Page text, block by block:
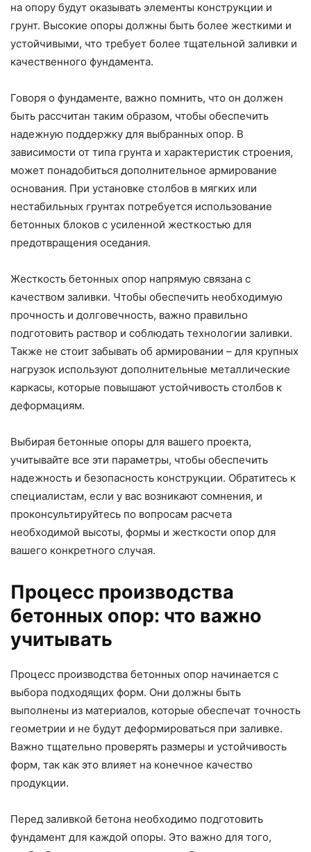
на опору будут оказывать элементы конструкции и
грунт. Высокие опоры должны быть более жесткими и
устойчивыми, что требует более тщательной заливки и
качественного фундамента.
Говоря о фундаменте, важно помнить, что он должен
быть рассчитан таким образом, чтобы обеспечить
надежную поддержку для выбранных опор. В
зависимости от типа грунта и характеристик строения,
может понадобиться дополнительное армирование
основания. При установке столбов в мягких или
нестабильных грунтах потребуется использование
бетонных блоков с усиленной жесткостью для
предотвращения оседания.
Жесткость бетонных опор напрямую связана с
качеством заливки. Чтобы обеспечить необходимую
прочность и долговечность, важно правильно
подготовить раствор и соблюдать технологии заливки.
Также не стоит забывать об армировании – для крупных
нагрузок используют дополнительные металлические
каркасы, которые повышают устойчивость столбов к
деформациям.
Выбирая бетонные опоры для вашего проекта,
учитывайте все эти параметры, чтобы обеспечить
надежность и безопасность конструкции. Обратитесь к
специалистам, если у вас возникают сомнения, и
проконсультируйтесь по вопросам расчета
необходимой высоты, формы и жесткости опор для
вашего конкретного случая.
Процесс производства
бетонных опор: что важно
учитывать
Процесс производства бетонных опор начинается с
выбора подходящих форм. Они должны быть
выполнены из материалов, которые обеспечат точность
геометрии и не будут деформироваться при заливке.
Важно тщательно проверять размеры и устойчивость
форм, так как это влияет на конечное качество
продукции.
Перед заливкой бетона необходимо подготовить
фундамент для каждой опоры. Это важно для того,